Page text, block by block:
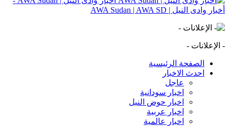
أخبار وادى النيل | AWA Sudan | AWA SD
- الإعلانات -
الصفحة الرئيسية
احدث الاخبار
عاجل
اخبار سودانية
اخبار حوض النيل
اخبار عربية
اخبار عالمية